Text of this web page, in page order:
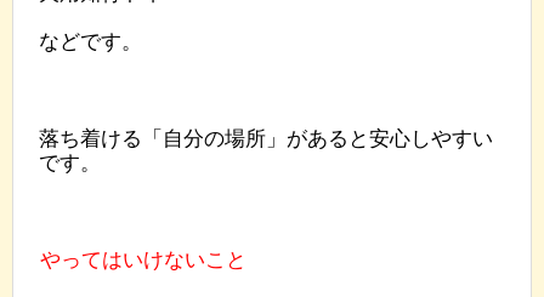
などです。
落ち着ける「自分の場所」があると安心しやすい
です。
やってはいけないこと